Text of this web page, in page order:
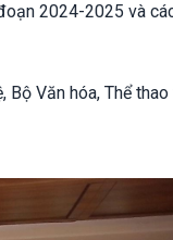
2024-2025 và
Văn hóa, Thể thao